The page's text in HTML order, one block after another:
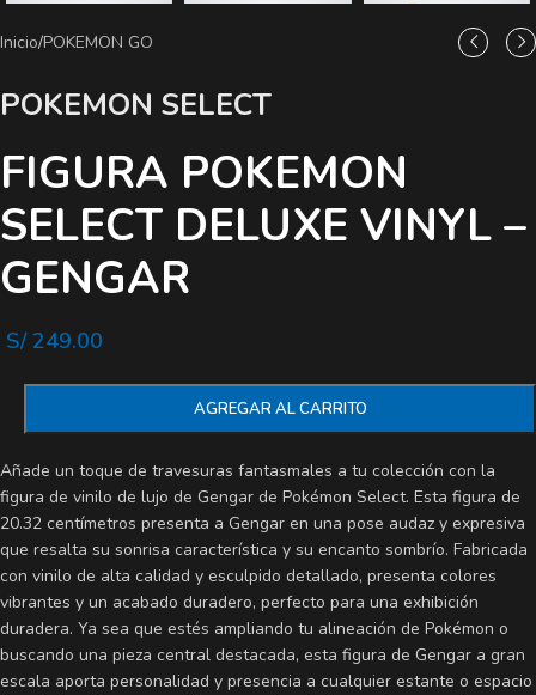
Inicio/POKEMON GO
POKEMON SELECT
FIGURA POKEMON
SELECT DELUXE VINYL –
GENGAR
S/249.00
AGREGAR AL CARRITO
Añade un toque de travesuras fantasmales a tu colección con la
figura de vinilo de lujo de Gengar de Pokémon Select. Esta figura de
20.32 centímetros presenta a Gengar en una pose audaz y expresiva
que resalta su sonrisa característica y su encanto sombrío. Fabricada
con vinilo de alta calidad y esculpido detallado, presenta colores
vibrantes y un acabado duradero, perfecto para una exhibición
duradera. Ya sea que estés ampliando tu alineación de Pokémon o
buscando una pieza central destacada, esta figura de Gengar a gran
escala aporta personalidad y presencia a cualquier estante o espacio